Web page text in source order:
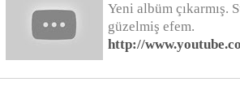
Yeni albüm çıkarmış.
güzelmiş efem.
http://